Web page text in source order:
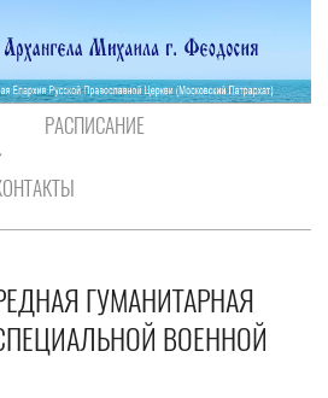
РАСПИСАНИЕ
ГУМАНИТАРНАЯ
ВОЕННОЙ